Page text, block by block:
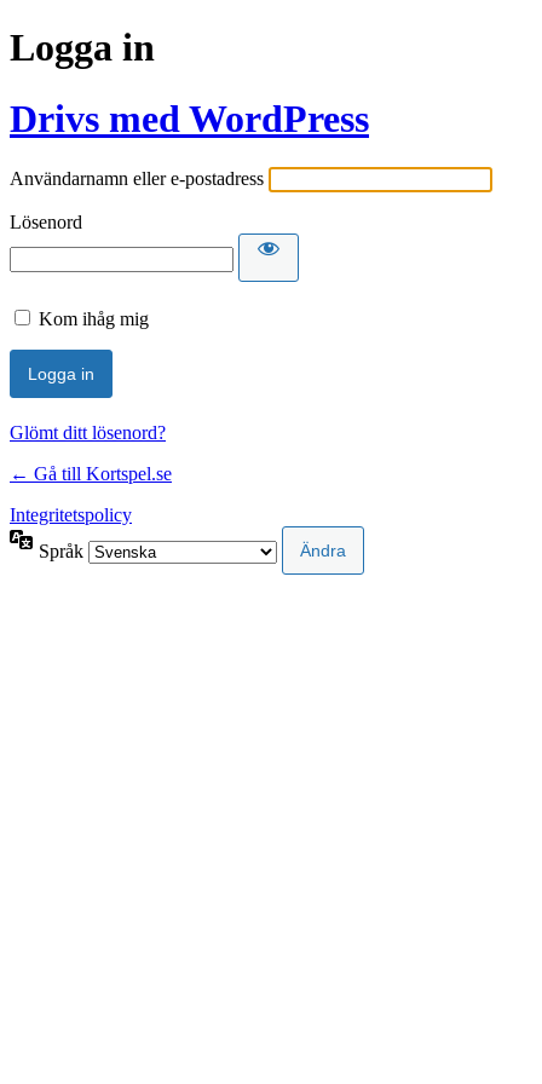
Logga in
Drivs med WordPress
Användarnamn eller e-postadress
Lösenord
Kom ihåg mig
Glömt ditt lösenord?
← Gå till Kortspel.se
Integritetspolicy
Språk